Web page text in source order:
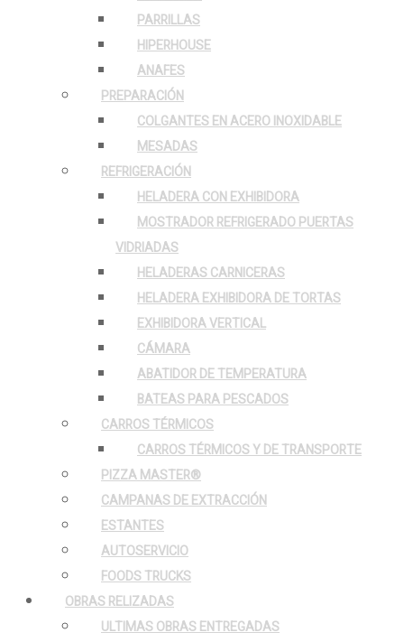
PARRILLAS
HIPERHOUSE
ANAFES
PREPARACIÓN
COLGANTES EN ACERO INOXIDABLE
MESADAS
REFRIGERACIÓN
HELADERA CON EXHIBIDORA
MOSTRADOR REFRIGERADO PUERTAS
VIDRIADAS
HELADERAS CARNICERAS
HELADERA EXHIBIDORA DE TORTAS
EXHIBIDORA VERTICAL
CÁMARA
ABATIDOR DE TEMPERATURA
BATEAS PARA PESCADOS
CARROS TÉRMICOS
CARROS TÉRMICOS Y DE TRANSPORTE
PIZZA MASTER®
CAMPANAS DE EXTRACCIÓN
ESTANTES
AUTOSERVICIO
FOODS TRUCKS
OBRAS RELIZADAS
ULTIMAS OBRAS ENTREGADAS